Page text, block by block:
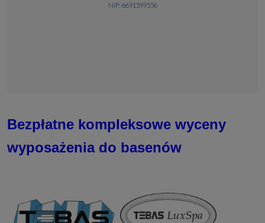
NIP: 6691599556
Bezpłatne kompleksowe wyceny
wyposażenia do basenów